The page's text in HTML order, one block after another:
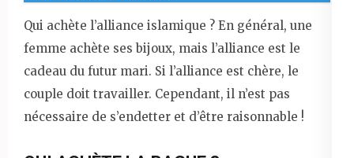
Qui achète l’alliance islamique ? En général, une
femme achète ses bijoux, mais l’alliance est le
cadeau du futur mari. Si l’alliance est chère, le
couple doit travailler. Cependant, il n’est pas
nécessaire de s’endetter et d’être raisonnable !